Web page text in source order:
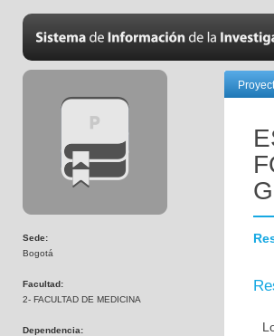
Sede:
Bogotá
Facultad:
2- FACULTAD DE MEDICINA
Dependencia: